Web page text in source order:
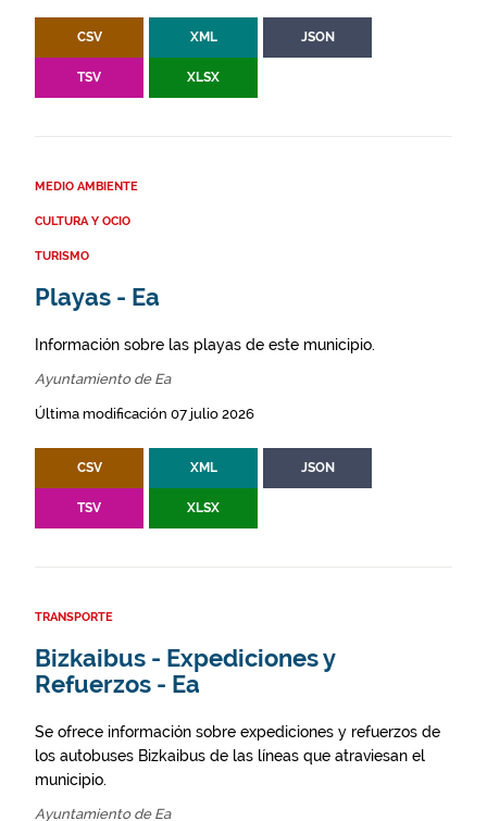
CSV XML JSON
TSV XLSX
MEDIO AMBIENTE
CULTURA Y OCIO
TURISMO
Playas - Ea
Información sobre las playas de este municipio.
Ayuntamiento de Ea
Última modificación 07 julio 2026
CSV XML JSON
TSV XLSX
TRANSPORTE
Bizkaibus - Expediciones y
Refuerzos - Ea
Se ofrece información sobre expediciones y refuerzos de
los autobuses Bizkaibus de las líneas que atraviesan el
municipio.
Ayuntamiento de Ea